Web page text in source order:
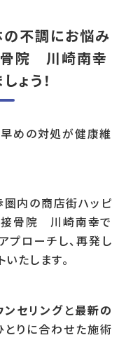
の不調にお悩み
骨院 川崎南幸
ょう！
めの対処が健康維
内の商店街ハッピ
接骨院 川崎南幸で
プローチし、再発し
たします。
セリングと最新の
とりに合わせた施術